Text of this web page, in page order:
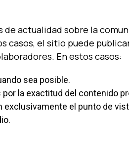
actualidad sobre la
casos, el sitio puede
En estos casos:
sea posible.
la exactitud del contenido
exclusivamente el punto de